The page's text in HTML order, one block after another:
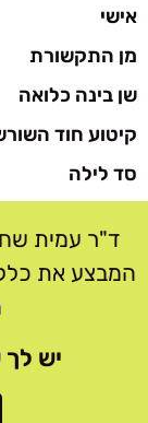
אישי
מן התקשורת
שן בינה כלואה
קיטוע חוד
סד לילה
ד"ר עמית
המבצע את כלל
יש